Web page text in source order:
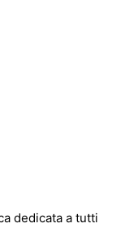
dedicata a tutti